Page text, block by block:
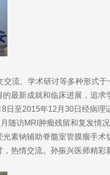
流、学术研讨等多种形式于
最新成就和临床进展，追求
至2015年12月30日经病理
随访MRI肿瘤残留和复发情
素钠辅助脊髓室管膜瘤手术
热情交流。孙振兴医师精彩